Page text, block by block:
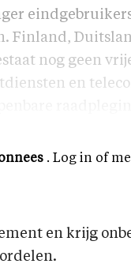
Finland,
nog geen
en
. Log in of
en krijg